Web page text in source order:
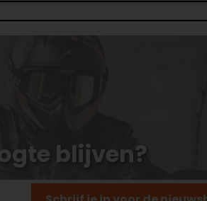
blijven?